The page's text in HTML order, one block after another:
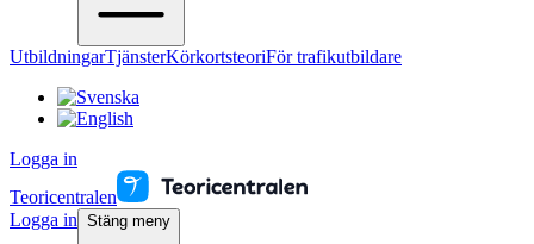
UtbildningarTjänsterKörkortsteoriFör trafikutbildare
Logga in
Teoricentralen
Logga in Stäng meny